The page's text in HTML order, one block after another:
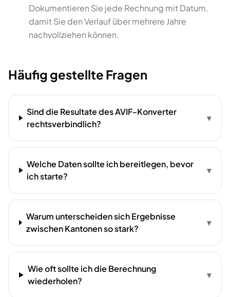
Dokumentieren Sie jede Rechnung mit Datum,
damit Sie den Verlauf über mehrere Jahre
nachvollziehen können.
Häufig gestellte Fragen
Sind die Resultate des AVIF-Konverter
rechtsverbindlich?
▾
Welche Daten sollte ich bereitlegen, bevor
ich starte?
▾
Warum unterscheiden sich Ergebnisse
zwischen Kantonen so stark?
▾
Wie oft sollte ich die Berechnung
wiederholen?
▾